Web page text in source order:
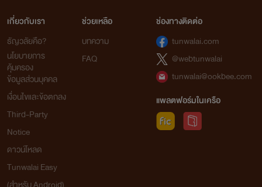
เกี่ยวกับเรา
ธัญวลัยคือ?
นโยบายการ
คุ้มครอง
ข้อมูลส่วนบุคคล
เงื่อนไขและข้อตกลง
Third-Party
Notice
ดาวน์โหลด
Tunwalai Easy
ช่วยเหลือ
บทความ
FAQ
ช่องทางติดต่อ
tunwalai.com
@webtunwalai
tunwalai@ookbee.com
แพลตฟอร์มในเครือ